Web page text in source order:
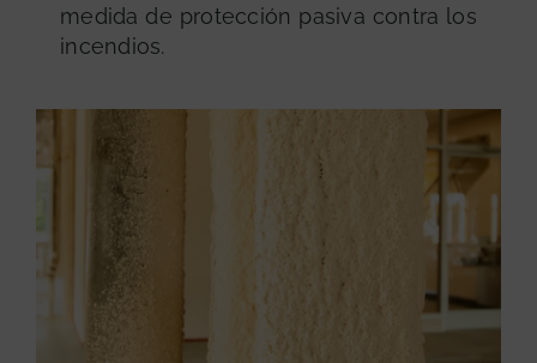
medida de protección pasiva contra los
incendios.